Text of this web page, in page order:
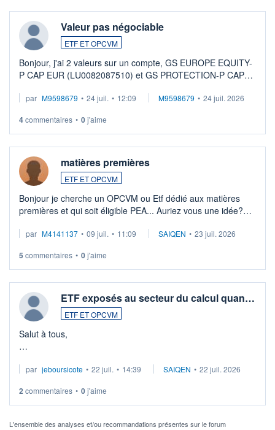
Valeur pas négociable
ETF ET OPCVM
Bonjour, j'ai 2 valeurs sur un compte, GS EUROPE EQUITY-
P CAP EUR (LU0082087510) et GS PROTECTION-P CAP
veux procéder à la vente, on me signale ...
par M9598679 • 24 juil. • 12:09 M9598679 • 24 juil. 2026
4commentaires • 0j'aime
matières premières
ETF ET OPCVM
Bonjour je cherche un OPCVM ou Etf dédié aux matières
premières et qui soit éligible PEA... Auriez vous une idée?
par M4141137 • 09 juil. • 11:09 SAIQEN • 23 juil. 2026
5 commentaires • 0j'aime
ETF exposés au secteur du calcul quan…
ETF ET OPCVM
Salut à tous,
via un ETF plutôt que des actions individuelles.
Idéalement, je voudrais qu'il soit éligible au PEA.
Pour l' ...
par jeboursicote • 22 juil. • 14:39 SAIQEN • 22 juil. 2026
2 commentaires • 0j'aime
L'ensemble des analyses et/ou recommandations présentes sur le forum